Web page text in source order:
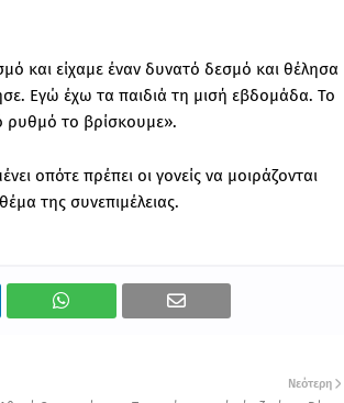
και είχαμε έναν δυνατό δεσμό και θέλησα
Εγώ έχω τα παιδιά τη μισή εβδομάδα. Το
ρυθμό το βρίσκουμε».
οπότε πρέπει οι γονείς να μοιράζονται
της συνεπιμέλειας.
Νεότερη